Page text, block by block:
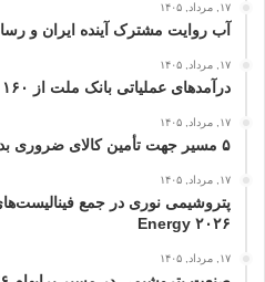
۱۷, مرداد, ۱۴۰۵
آب روایت مشترک آینده ایران و
۱۷, مرداد, ۱۴۰۵
درآمدهای عملیاتی بانک ملت از ۱۶۰ همت عبور كرد
۱۷, مرداد, ۱۴۰۵
۵ مسیر جهت تأمین کالای ضروری بدون انتظار برای ساخت بندر جدید
۱۷, مرداد, ۱۴۰۵
Energy ۲۰۲۶
۱۷, مرداد, ۱۴۰۵